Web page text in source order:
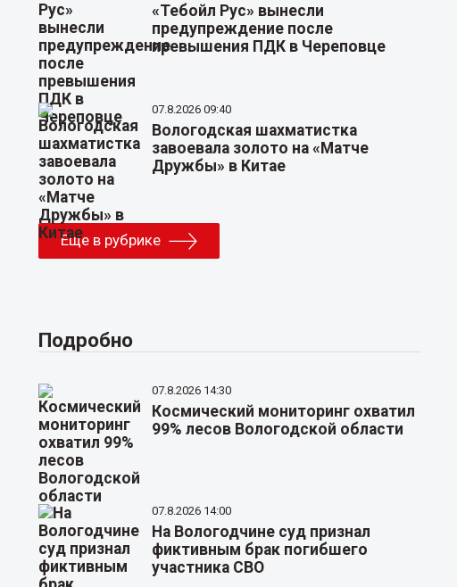
«Тебойл Рус» вынесли
предупреждение после
превышения ПДК в Череповце
07.8.2026 09:40
Вологодская шахматистка
завоевала золото на «Матче
Дружбы» в Китае
Еще в рубрике
Подробно
07.8.2026 14:30
Космический мониторинг охватил
99% лесов Вологодской области
07.8.2026 14:00
На Вологодчине суд признал
фиктивным брак погибшего
участника СВО